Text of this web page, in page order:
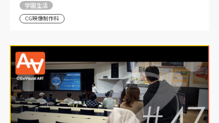
学園生活
CG映像制作科